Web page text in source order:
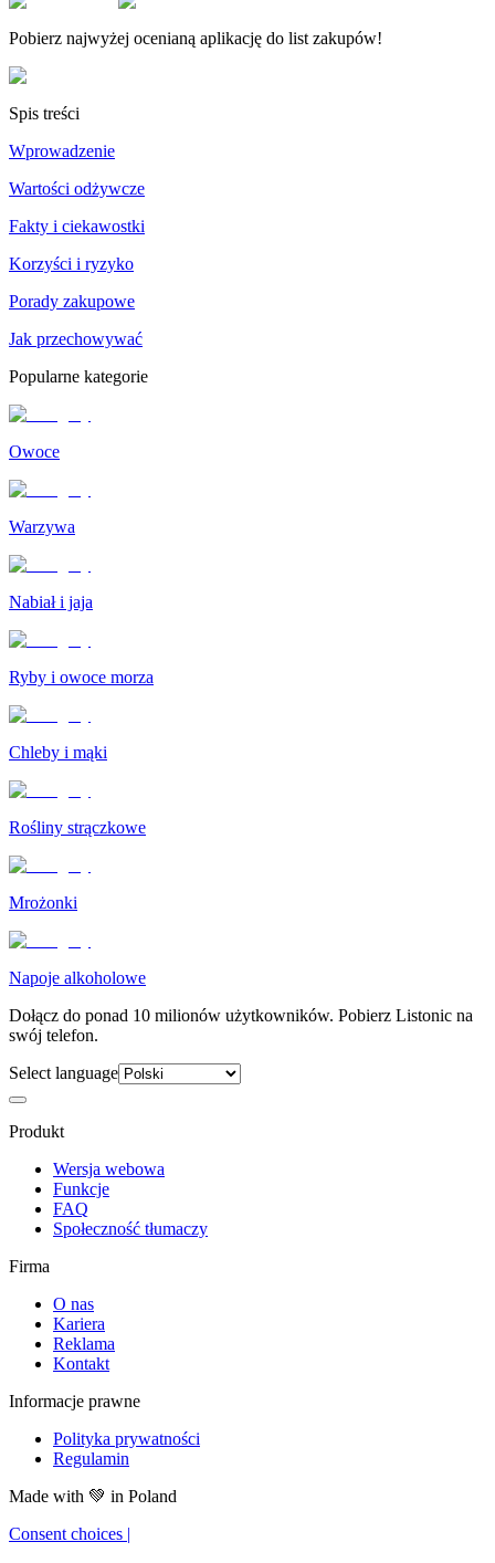
Pobierz najwyżej ocenianą aplikację do list zakupów!
Spis treści
Wprowadzenie
Wartości odżywcze
Fakty i ciekawostki
Korzyści i ryzyko
Porady zakupowe
Jak przechowywać
Popularne kategorie
Owoce
Warzywa
Nabiał i jaja
Ryby i owoce morza
Chleby i mąki
Rośliny strączkowe
Mrożonki
Napoje alkoholowe
Dołącz do ponad 10 milionów użytkowników. Pobierz Listonic na
swój telefon.
Select language
Produkt
Wersja webowa
Funkcje
FAQ
Społeczność tłumaczy
Firma
O nas
Kariera
Reklama
Kontakt
Informacje prawne
Polityka prywatności
Regulamin
Made with 💚 in Poland
Consent choices |